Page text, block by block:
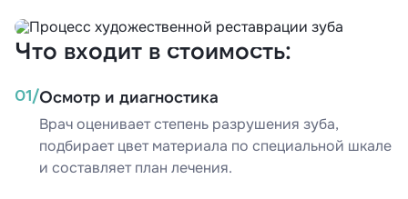
Что входит в стоимость:
01/Осмотр и диагностика
Врач оценивает степень разрушения зуба,
подбирает цвет материала по специальной шкале
и составляет план лечения.